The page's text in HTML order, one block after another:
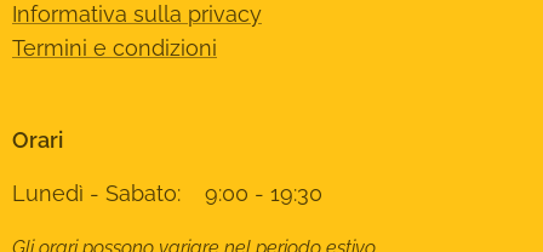
Informativa sulla privacy
Termini e condizioni
Orari
Lunedì - Sabato: 9:00 - 19:30